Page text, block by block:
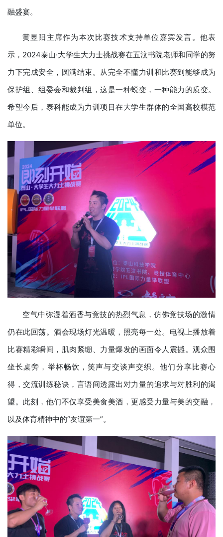
融盛宴。
黄昱阳主席作为本次比赛技术支持单位嘉宾发言。他表
示，2024泰山·大学生大力士挑战赛在五汶书院老师和同学的努
力下完成安全，圆满结束。从完全不懂力训和比赛到能够成为
保护组、组委会和裁判组，这是一种蜕变，一种能力的质变。
希望今后，泰科能成为力训项目在大学生群体的全国高校模范
单位。
空气中弥漫着酒香与竞技的热烈气息，仿佛竞技场的激情
仍在此回荡。酒会现场灯光温暖，照亮每一处。电视上播放着
比赛精彩瞬间，肌肉紧绷、力量爆发的画面令人震撼。观众围
坐长桌旁，举杯畅饮，笑声与交谈声交织。他们分享比赛心
得，交流训练秘诀，言语间透露出对力量的追求与对胜利的渴
望。此刻，他们不仅享受美食美酒，更感受力量与美的交融，
以及体育精神中的“友谊第一”。